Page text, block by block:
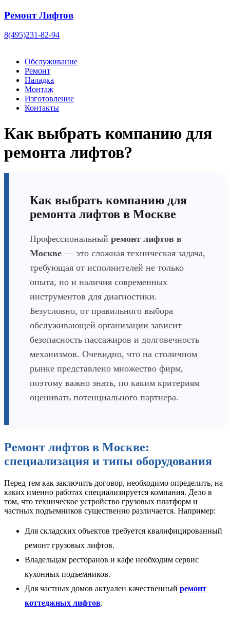
Ремонт Лифтов
8(495)231-82-94
Обслуживание
Ремонт
Наладка
Монтаж
Изготовление
Контакты
Как выбрать компанию для
ремонта лифтов?
Как выбрать компанию для
ремонта лифтов в Москве
Профессиональный ремонт лифтов в
Москве — это сложная техническая задача,
требующая от исполнителей не только
опыта, но и наличия современных
инструментов для диагностики.
Безусловно, от правильного выбора
обслуживающей организации зависит
безопасность пассажиров и долговечность
механизмов. Очевидно, что на столичном
рынке представлено множество фирм,
поэтому важно знать, по каким критериям
оценивать потенциального партнера.
Ремонт лифтов в Москве:
специализация и типы оборудования
Перед тем как заключить договор, необходимо определить, на
каких именно работах специализируется компания. Дело в
том, что техническое устройство грузовых платформ и
частных подъемников существенно различается. Например:
Для складских объектов требуется квалифицированный
ремонт грузовых лифтов.
Владельцам ресторанов и кафе необходим сервис
кухонных подъемников.
Для частных домов актуален качественный ремонт
коттеджных лифтов.